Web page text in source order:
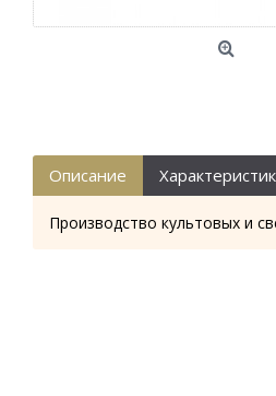
Описание
Производство культовых и